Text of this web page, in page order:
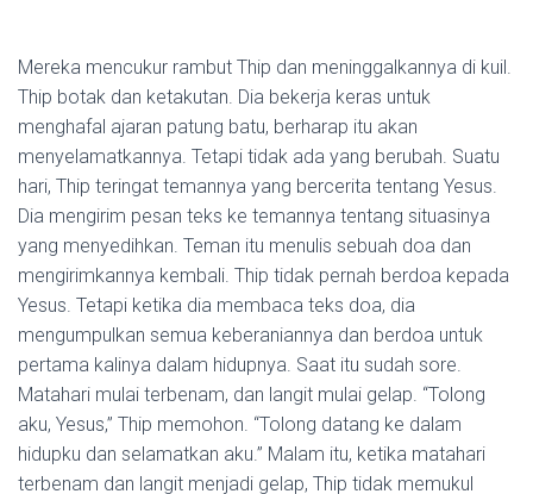
Mereka mencukur rambut Thip dan meninggalkannya di kuil.
Thip botak dan ketakutan. Dia bekerja keras untuk
menghafal ajaran patung batu, berharap itu akan
menyelamatkannya. Tetapi tidak ada yang berubah. Suatu
hari, Thip teringat temannya yang bercerita tentang Yesus.
Dia mengirim pesan teks ke temannya tentang situasinya
yang menyedihkan. Teman itu menulis sebuah doa dan
mengirimkannya kembali. Thip tidak pernah berdoa kepada
Yesus. Tetapi ketika dia membaca teks doa, dia
mengumpulkan semua keberaniannya dan berdoa untuk
pertama kalinya dalam hidupnya. Saat itu sudah sore.
Matahari mulai terbenam, dan langit mulai gelap. “Tolong
aku, Yesus,” Thip memohon. “Tolong datang ke dalam
hidupku dan selamatkan aku.” Malam itu, ketika matahari
terbenam dan langit menjadi gelap, Thip tidak memukul